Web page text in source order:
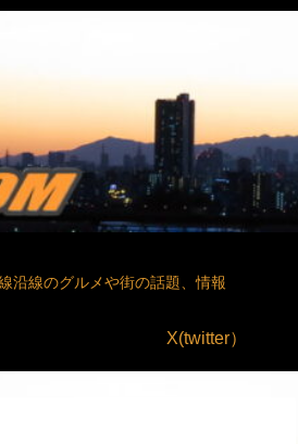
沿線のグルメや街の話題、情報
X(twitter）